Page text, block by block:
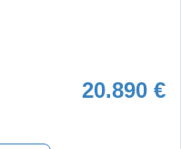
20.890 €